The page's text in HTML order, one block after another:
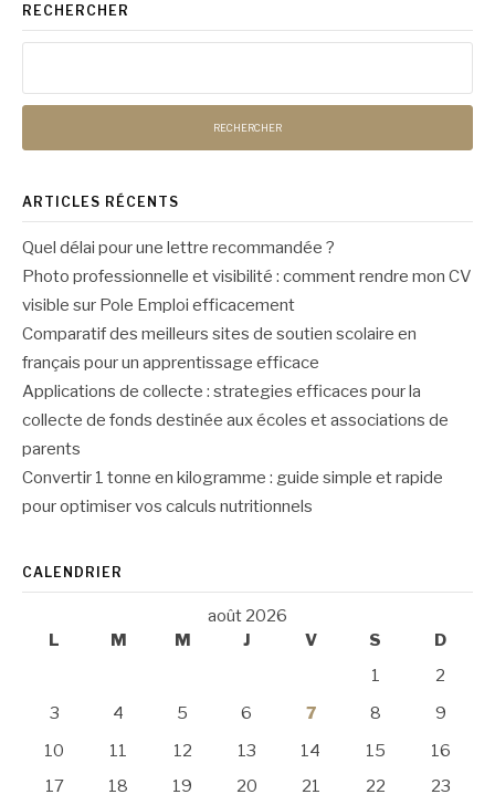
RECHERCHER
ARTICLES RÉCENTS
Quel délai pour une lettre recommandée ?
Photo professionnelle et visibilité : comment rendre mon CV
visible sur Pole Emploi efficacement
Comparatif des meilleurs sites de soutien scolaire en
français pour un apprentissage efficace
Applications de collecte : strategies efficaces pour la
collecte de fonds destinée aux écoles et associations de
parents
Convertir 1 tonne en kilogramme : guide simple et rapide
pour optimiser vos calculs nutritionnels
CALENDRIER
août 2026
L
M M J V S
D
1
2
3
4 5 6 7 8
9
10
11 12 13 14 15
16
17
18 19 20 21 22
23